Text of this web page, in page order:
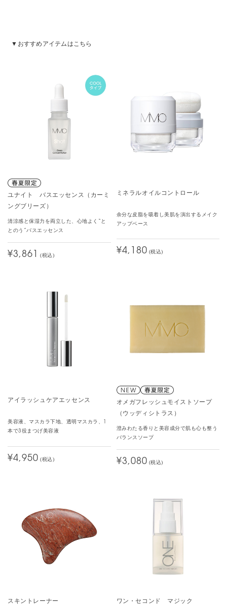
▼おすすめアイテムはこちら
ユナイト バスエッセンス（カーミ
ングブリーズ）
清涼感と保湿力を両立した、心地よく“と
とのう”バスエッセンス
¥3,861 (税込)
ミネラルオイルコントロール
余分な皮脂を吸着し美肌を演出するメイク
アップベース
¥4,180 (税込)
アイラッシュケアエッセンス
美容液、マスカラ下地、透明マスカラ、1
本で3役まつげ美容液
¥4,950 (税込)
オメガフレッシュモイストソープ
（ウッディシトラス）
澄みわたる香りと美容成分で肌も心も整う
バランスソープ
¥3,080 (税込)
スキントレーナー ワン・セコンド マジック